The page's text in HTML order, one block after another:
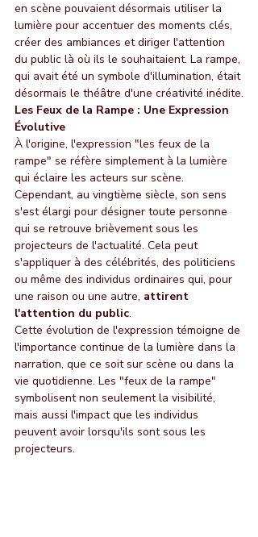
en scène pouvaient désormais utiliser la
lumière pour accentuer des moments clés,
créer des ambiances et diriger l'attention
du public là où ils le souhaitaient. La rampe,
qui avait été un symbole d'illumination, était
désormais le théâtre d'une créativité inédite.
Les Feux de la Rampe : Une Expression
Évolutive
À l'origine, l'expression "les feux de la
rampe" se réfère simplement à la lumière
qui éclaire les acteurs sur scène.
Cependant, au vingtième siècle, son sens
s'est élargi pour désigner toute personne
qui se retrouve brièvement sous les
projecteurs de l'actualité. Cela peut
s'appliquer à des célébrités, des politiciens
ou même des individus ordinaires qui, pour
une raison ou une autre, attirent
l'attention du public.
Cette évolution de l'expression témoigne de
l'importance continue de la lumière dans la
narration, que ce soit sur scène ou dans la
vie quotidienne. Les "feux de la rampe"
symbolisent non seulement la visibilité,
mais aussi l'impact que les individus
peuvent avoir lorsqu'ils sont sous les
projecteurs.